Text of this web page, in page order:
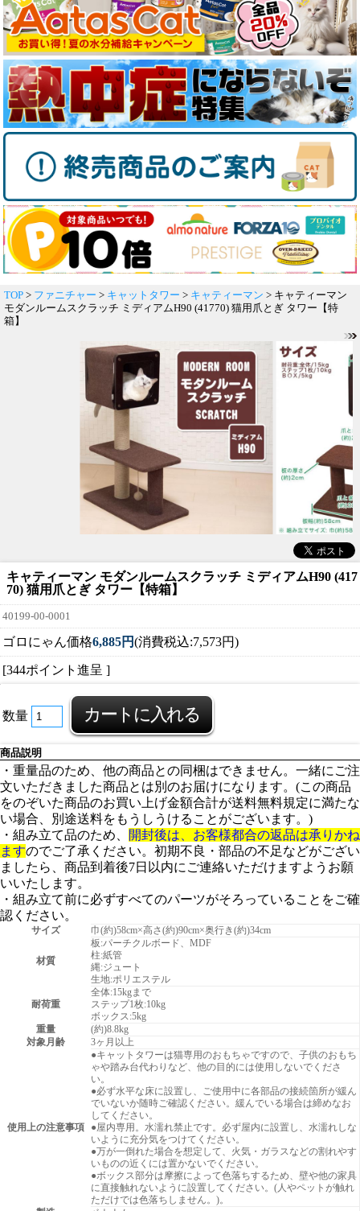
TOP > ファニチャー > キャットタワー > キャティーマン > キャティーマン
モダンルームスクラッチ ミディアムH90 (41770) 猫用爪とぎ タワー【特
箱】
キャティーマン モダンルームスクラッチ ミディアムH90 (417
70) 猫用爪とぎ タワー【特箱】
40199-00-0001
ゴロにゃん価格6,885円(消費税込:7,573円)
[344ポイント進呈 ]
数量
商品説明
・重量品のため、他の商品との同梱はできません。一緒にご注
文いただきました商品とは別のお届けになります。(この商品
をのぞいた商品のお買い上げ金額合計が送料無料規定に満たな
い場合、別途送料をもうしうけることがございます。)
・組み立て品のため、
開封後は、お客様都合の返品は承りかね
ますのでご了承ください。初期不良・部品の不足などがござい
ましたら、商品到着後7日以内にご連絡いただけますようお願
いいたします。
・組み立て前に必ずすべてのパーツがそろっていることをご確
認ください。
サイズ 巾(約)58cm×高さ(約)90cm×奥行き(約)34cm
材質
板:パーチクルボード、MDF
柱:紙管
縄:ジュート
生地:ポリエステル
耐荷重
全体:15kgまで
ステップ1枚:10kg
ボックス:5kg
重量
(約)8.8kg
対象月齢
3ヶ月以上
使用上の注意事項
●キャットタワーは猫専用のおもちゃですので、子供のおもち
ゃや踏み台代わりなど、他の目的には使用しないでくださ
い。
●必ず水平な床に設置し、ご使用中に各部品の接続箇所が緩ん
でいないか随時ご確認ください。緩んでいる場合は締めなお
してください。
●屋内専用。水濡れ禁止です。必ず屋内に設置し、水濡れしな
いように充分気をつけてください。
●万が一倒れた場合を想定して、火気・ガラスなどの割れやす
いものの近くには置かないでください。
●ボックス部分は摩擦によって色落ちするため、壁や他の家具
に直接触れないように設置してください。(人やペットが触れ
ただけでは色落ちしません。)。